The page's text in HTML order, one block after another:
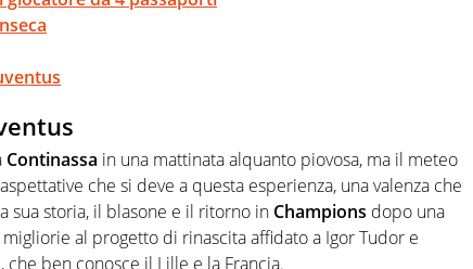
Continassa in una mattinata alquanto piovosa, ma il meteo
che si deve a questa esperienza, una valenza che
sua storia, il blasone e il ritorno in Champions dopo una
al progetto di rinascita affidato a Igor Tudor e
ben conosce il Lille e la Francia.